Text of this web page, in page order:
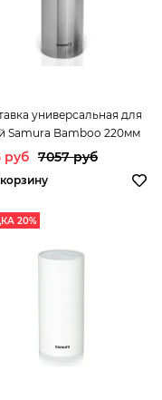
универсальная для
Samura Bamboo 220мм
KBA-100/Y
руб 7057 руб
20%